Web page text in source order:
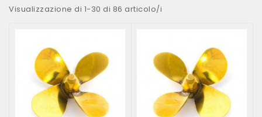
Visualizzazione di 1-30 di 86 articolo/i